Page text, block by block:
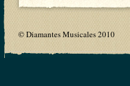
© Diamantes Musicales 2010